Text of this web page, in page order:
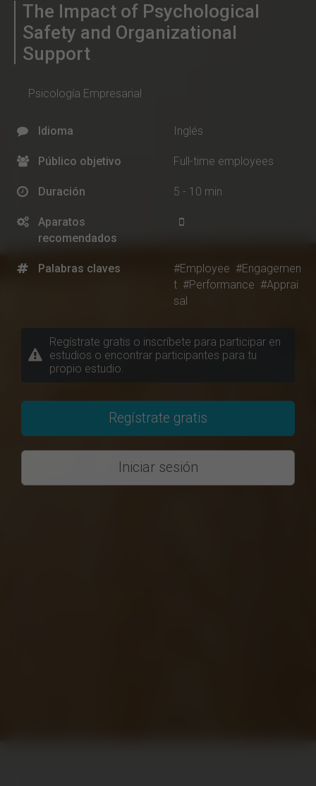
The Impact of Psychological
Safety and Organizational
Support
Psicología Empresarial
Idioma Inglés
Público objetivo Full-time employees
Duración 5 - 10 min
Aparatos
recomendados
Palabras claves #Employee #Engagemen
t #Performance #Apprai
sal
Regístrate gratis o inscríbete para participar en
estudios o encontrar participantes para tu
propio estudio.
Regístrate gratis
Iniciar sesión